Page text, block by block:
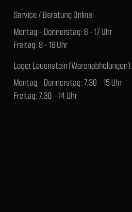
Service / Beratung Online:
Montag - Donnerstag: 8 - 17 Uhr
Freitag: 8 - 16 Uhr
Lager Lauenstein (Warenabholungen):
Montag - Donnerstag: 7.30 - 15 Uhr
Freitag: 7.30 - 14 Uhr